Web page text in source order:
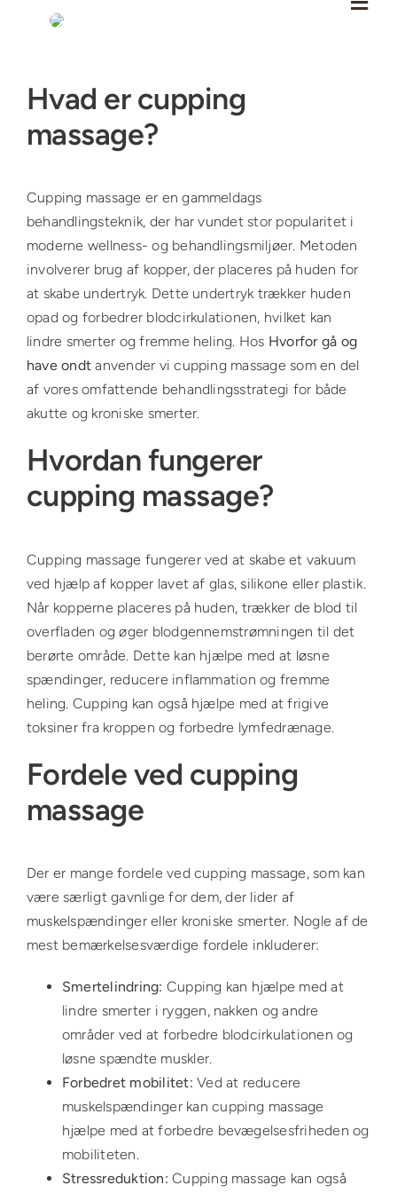
større
billede
Hvad er cupping
massage?
Cupping massage er en gammeldags
behandlingsteknik, der har vundet stor popularitet i
moderne wellness- og behandlingsmiljøer. Metoden
involverer brug af kopper, der placeres på huden for
at skabe undertryk. Dette undertryk trækker huden
opad og forbedrer blodcirkulationen, hvilket kan
lindre smerter og fremme heling. Hos Hvorfor gå og
have ondt anvender vi cupping massage som en del
af vores omfattende behandlingsstrategi for både
akutte og kroniske smerter.
Hvordan fungerer
cupping massage?
Cupping massage fungerer ved at skabe et vakuum
ved hjælp af kopper lavet af glas, silikone eller plastik.
Når kopperne placeres på huden, trækker de blod til
overfladen og øger blodgennemstrømningen til det
berørte område. Dette kan hjælpe med at løsne
spændinger, reducere inflammation og fremme
heling. Cupping kan også hjælpe med at frigive
toksiner fra kroppen og forbedre lymfedrænage.
Fordele ved cupping
massage
Der er mange fordele ved cupping massage, som kan
være særligt gavnlige for dem, der lider af
muskelspændinger eller kroniske smerter. Nogle af de
mest bemærkelsesværdige fordele inkluderer:
Smertelindring: Cupping kan hjælpe med at
lindre smerter i ryggen, nakken og andre
områder ved at forbedre blodcirkulationen og
løsne spændte muskler.
Forbedret mobilitet: Ved at reducere
muskelspændinger kan cupping massage
hjælpe med at forbedre bevægelsesfriheden og
mobiliteten.
Stressreduktion: Cupping massage kan også